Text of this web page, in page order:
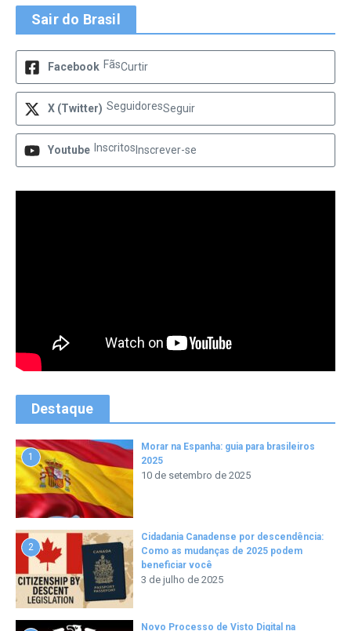
Sair do Brasil
Facebook FãsCurtir
X (Twitter) SeguidoresSeguir
Youtube Inscritos Inscrever-se
Destaque
1
Morar na Espanha: guia para brasileiros
2025
10 de setembro de 2025
2
Cidadania Canadense por descendência:
Como as mudanças de 2025 podem
beneficiar você
3 de julho de 2025
Novo Processo de Visto Digital na